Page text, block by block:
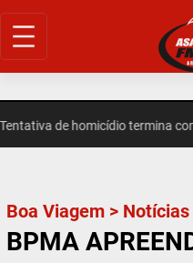
Pular
para
de homicídio termina com
Boa Viagem > Notícias
BPMA